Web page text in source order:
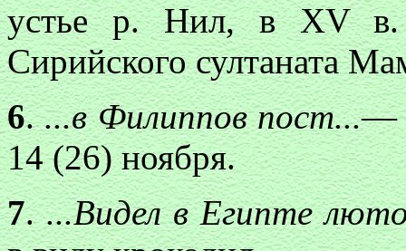
устье р. Нил, в XV в.
Сирийского султаната
6....в Филиппов пост...—
14 (26) ноября.
7....Видел в Египте